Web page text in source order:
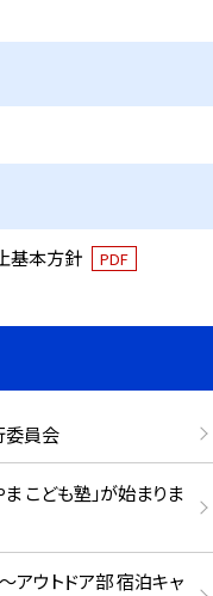
基本方針 PDF
委員会
こども塾」が始まりま
アウトドア部 宿泊キャ